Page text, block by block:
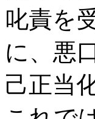
叱責を
に、悪
己正当